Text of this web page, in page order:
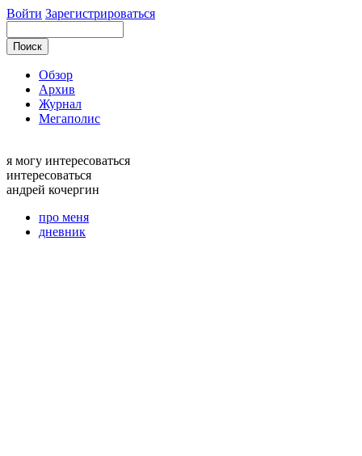
Войти Зарегистрироваться
Обзор
Архив
Журнал
Мегаполис
я могу интересоваться
интересоваться
андрей кочергин
про меня
дневник